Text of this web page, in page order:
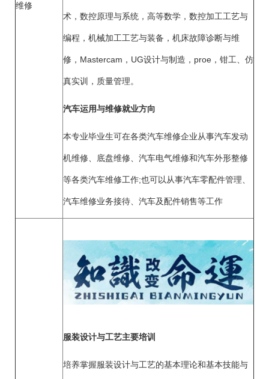
维修
术，数控原理与系统，高等数学，数控加工工艺与
编程，机械加工工艺与装备，机床故障诊断与维
修，Mastercam，UG设计与制造，proe，钳工、仿
真实训，质量管理。
汽车运用与维修就业方向
本专业毕业生可在各类汽车维修企业从事汽车发动
机维修、底盘维修、汽车电气维修和汽车外形整修
等各类汽车维修工作;也可以从事汽车零配件管理、
汽车维修业务接待、汽车及配件销售等工作
服装设计与工艺主要培训
培养掌握服装设计与工艺的基本理论和基本技能与